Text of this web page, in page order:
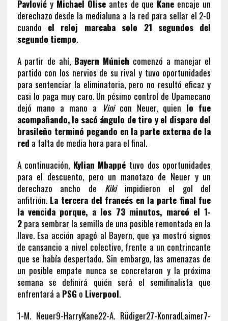
Pavlovićy Michael Oliseantes de que Kane encaje un
derechazo desde la medialuna a la red para sellar el 2-0
cuando el reloj marcaba solo 21 segundos del
segundo tiempo.
A partir de ahí, Bayern Múnich comenzó a manejar el
partido con los nervios de su rival y tuvo oportunidades
para sentenciar la eliminatoria, pero no resultó eficaz y
casi lo paga muy caro. Un pésimo control de Upamecano
dejó mano a mano a Vinicon Neuer, quien lo fue
acompañando, le sacó ángulo de tiro y el disparo del
brasileño terminó pegando en la parte externa de la
red a falta de media hora para el final.
A continuación, Kylian Mbappé tuvo dos oportunidades
para el descuento, pero un manotazo de Neuer y un
derechazo ancho de Kikiimpidieron el gol del
anfitrión. La tercera del francés en la parte final fue
la vencida porque, a los 73 minutos, marcó el 1-
2para sembrar la semilla de una posible remontada en la
llave. Esa acción apagó al Bayern, que ya mostró signos
de cansancio a nivel colectivo, frente a un contrincante
que se había despertado. Sin embargo, las amenazas de
un posible empate nunca se concretaron y la próxima
semana se definirá quién será el semifinalista que
enfrentará a PSG o Liverpool.
1-M. Neuer9-HarryKane22-A. Rüdiger27-KonradLaimer7-